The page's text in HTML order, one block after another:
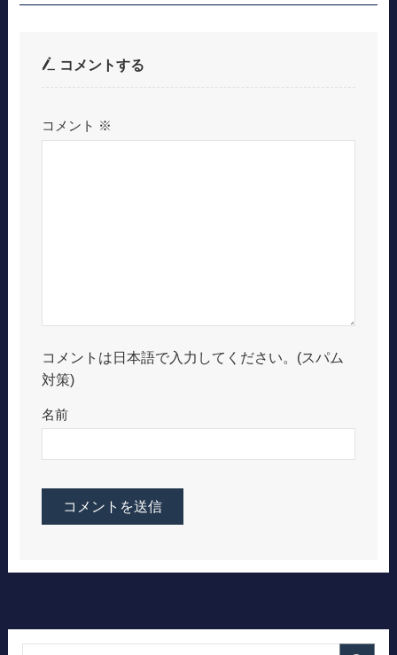
コメントする
コメント ※
コメントは日本語で入力してください。(スパム
対策)
名前